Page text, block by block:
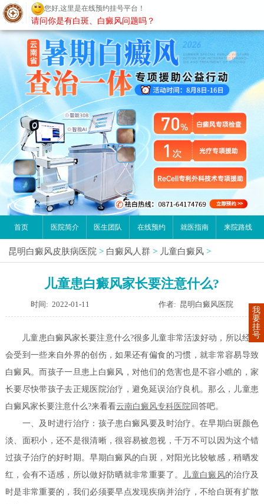
昆明白癜风医院
首页 医院简介 医生团队 在线预约 就医指南 来院路线
昆明白癜风皮肤病医院 > 白癜风人群 > 儿童白癜风 >
儿童患白癜风家长要注意什么?
时间: 2022-01-11 作者: 昆明白癜风医院
儿童患白癜风家长要注意什么?很多儿童非常活泼好动，所以经常
会受到一些来自外界的创伤，如果还有偏食的习惯，就非常容易导致
白癜风。而孩子一旦患上白癜风，对他们的危害也是不容小瞧的，家
长要尽快带孩子去正规医院治疗，避免延误治疗良机。那么，儿童患
白癜风家长要注意什么?来看看云南白癜风专科医院回答吧。
一、及时进行治疗：孩子患白癜风要及时治疗。在早期白斑颜色
淡、面积小，还不是很清晰，很容易被忽视，千万不可以因为这个错
过孩子治疗的好时期。早期白癜风的白斑，对阳光比较敏感，稍晒发
红，会有不适感，所以做好防晒就非常重要了。
儿童白癜风的治疗及
时是非常重要的，我们必须要早点发现疾病并治疗，不给白斑有扩散
我
要
挂
号
您好,这里是在线预约挂号平台！
请问你是有白斑、白癜风问题吗？